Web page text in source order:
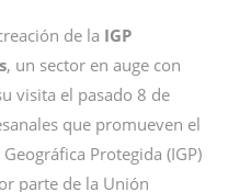
de la IGP
, un sector en auge con
visita el pasado 8 de
que promueven el
Protegida (IGP)
parte de la Unión